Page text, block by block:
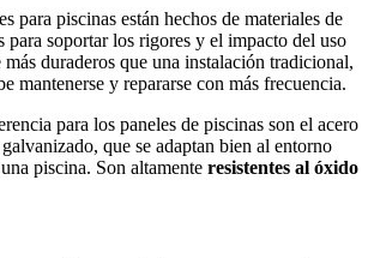
para piscinas están hechos de materiales de
para soportar los rigores y el impacto del uso
duraderos que una instalación tradicional,
mantenerse y repararse con más frecuencia.
para los paneles de piscinas son el acero
que se adaptan bien al entorno
piscina. Son altamente resistentes al óxido